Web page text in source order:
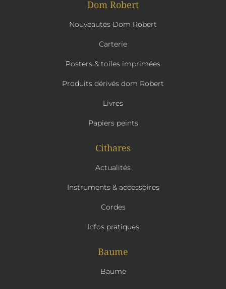
Dom Robert
Nouveautés Dom Robert
Carterie
Posters & toiles imprimées
Produits dérivés dom Robert
Livres
Papiers peints
Cithares
Actualités
Instruments & accessoires
Cordes
Infos pratiques
Baume
Baume